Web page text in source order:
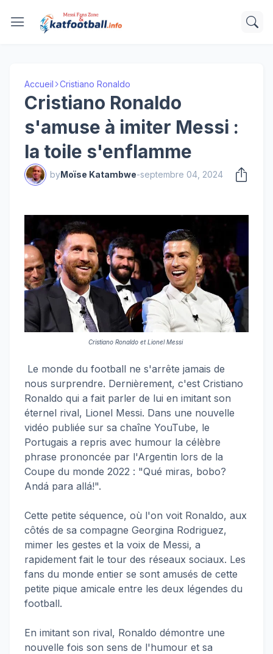
Accueil Cristiano Ronaldo
Cristiano Ronaldo
s'amuse à imiter Messi :
la toile s'enflamme
byMoïse Katambwe-septembre 04, 2024
Cristiano Ronaldo et Lionel Messi
Le monde du football ne s'arrête jamais de
nous surprendre. Dernièrement, c'est Cristiano
Ronaldo qui a fait parler de lui en imitant son
éternel rival, Lionel Messi. Dans une nouvelle
vidéo publiée sur sa chaîne YouTube, le
Portugais a repris avec humour la célèbre
phrase prononcée par l'Argentin lors de la
Coupe du monde 2022 : "Qué miras, bobo?
Andá para allá!".
Cette petite séquence, où l'on voit Ronaldo, aux
côtés de sa compagne Georgina Rodriguez,
mimer les gestes et la voix de Messi, a
rapidement fait le tour des réseaux sociaux. Les
fans du monde entier se sont amusés de cette
petite pique amicale entre les deux légendes du
football.
En imitant son rival, Ronaldo démontre une
nouvelle fois son sens de l'humour et sa